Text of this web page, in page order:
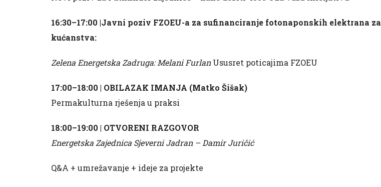
16:30–17:00 |Javni poziv FZOEU-a za sufinanciranje fotonaponskih elektrana za
kućanstva:
Zelena Energetska Zadruga: Melani FurlanUsusret poticajima FZOEU
17:00–18:00 | OBILAZAK IMANJA (Matko Šišak)
Permakulturna rješenja u praksi
18:00–19:00 | OTVORENI RAZGOVOR
Energetska Zajednica Sjeverni Jadran – Damir Juričić
Q&A + umrežavanje + ideje za projekte